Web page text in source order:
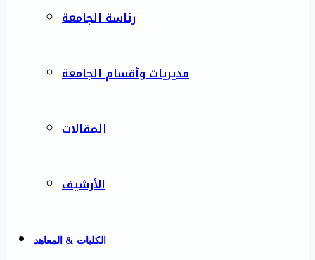
رئاسة الجامعة
مديريات وأقسام الجامعة
المقالات
الأرشيف
الكليات & المعاهد